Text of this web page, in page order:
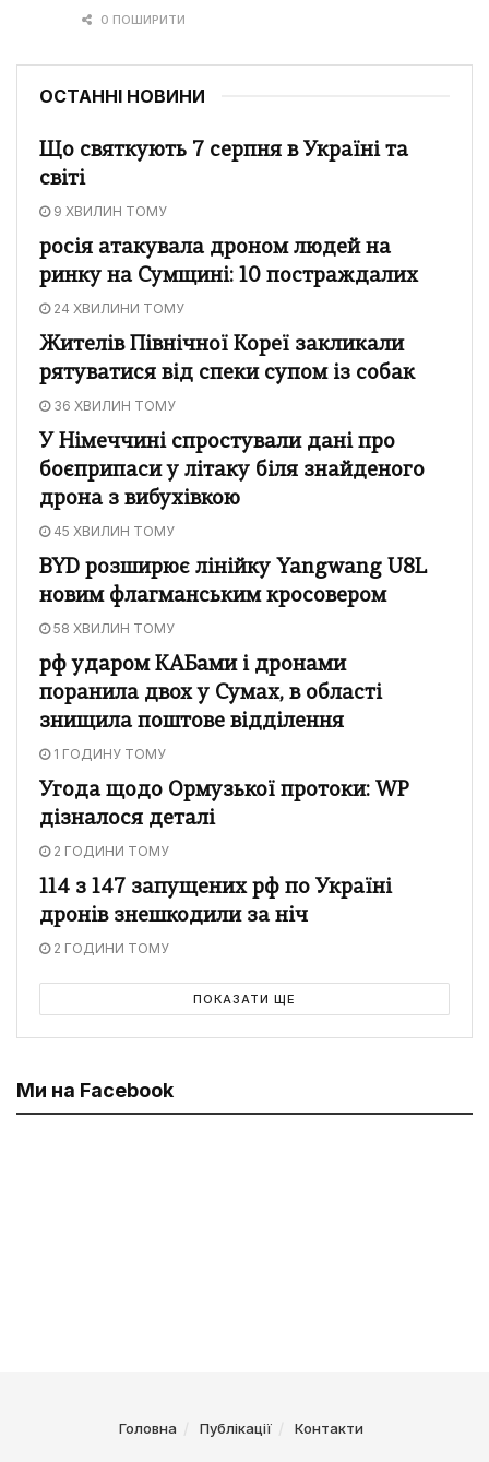
0 ПОШИРИТИ
ОСТАННІ НОВИНИ
Що святкують 7 серпня в Україні та
світі
9 ХВИЛИН ТОМУ
росія атакувала дроном людей на
ринку на Сумщині: 10 постраждалих
24 ХВИЛИНИ ТОМУ
Жителів Північної Кореї закликали
рятуватися від спеки супом із собак
36 ХВИЛИН ТОМУ
У Німеччині спростували дані про
боєприпаси у літаку біля знайденого
дрона з вибухівкою
45 ХВИЛИН ТОМУ
BYD розширює лінійку Yangwang U8L
новим флагманським кросовером
58 ХВИЛИН ТОМУ
рф ударом КАБами і дронами
поранила двох у Сумах, в області
знищила поштове відділення
1 ГОДИНУ ТОМУ
Угода щодо Ормузької протоки: WP
дізналося деталі
2 ГОДИНИ ТОМУ
114 з 147 запущених рф по Україні
дронів знешкодили за ніч
2 ГОДИНИ ТОМУ
ПОКАЗАТИ ЩЕ
Ми на Facebook
Головна Публікації Контакти